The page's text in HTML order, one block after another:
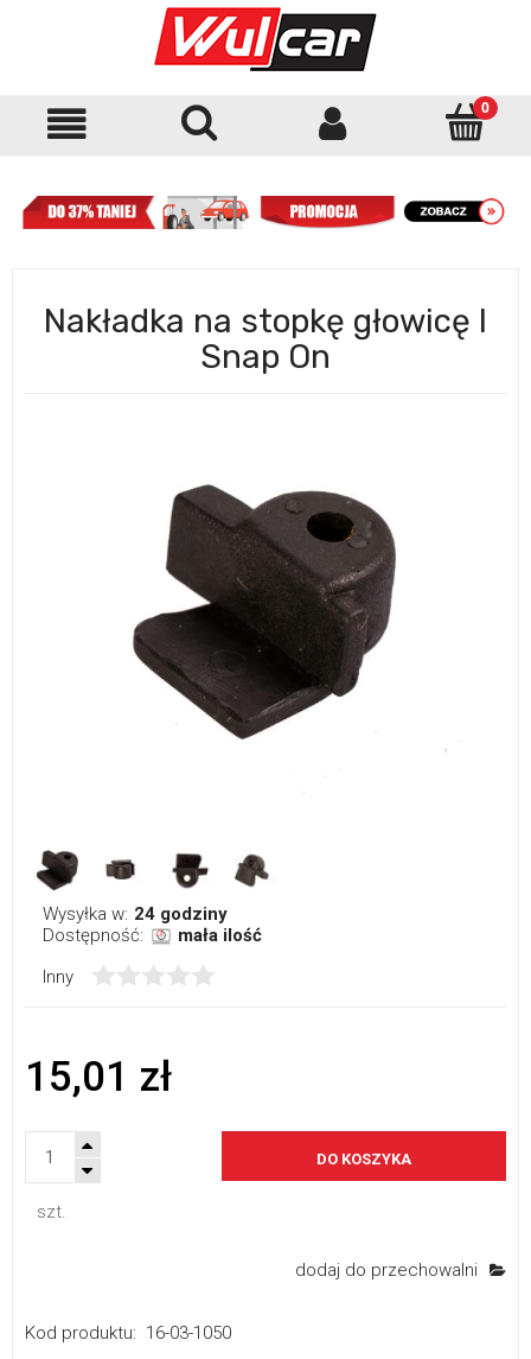
Nakładka na stopkę głowicę I
Snap On
Wysyłka w: 24 godziny
Dostępność:
mała ilość
Inny
15,01 zł
szt.
DO KOSZYKA
dodaj do przechowalni
Kod produktu: 16-03-1050